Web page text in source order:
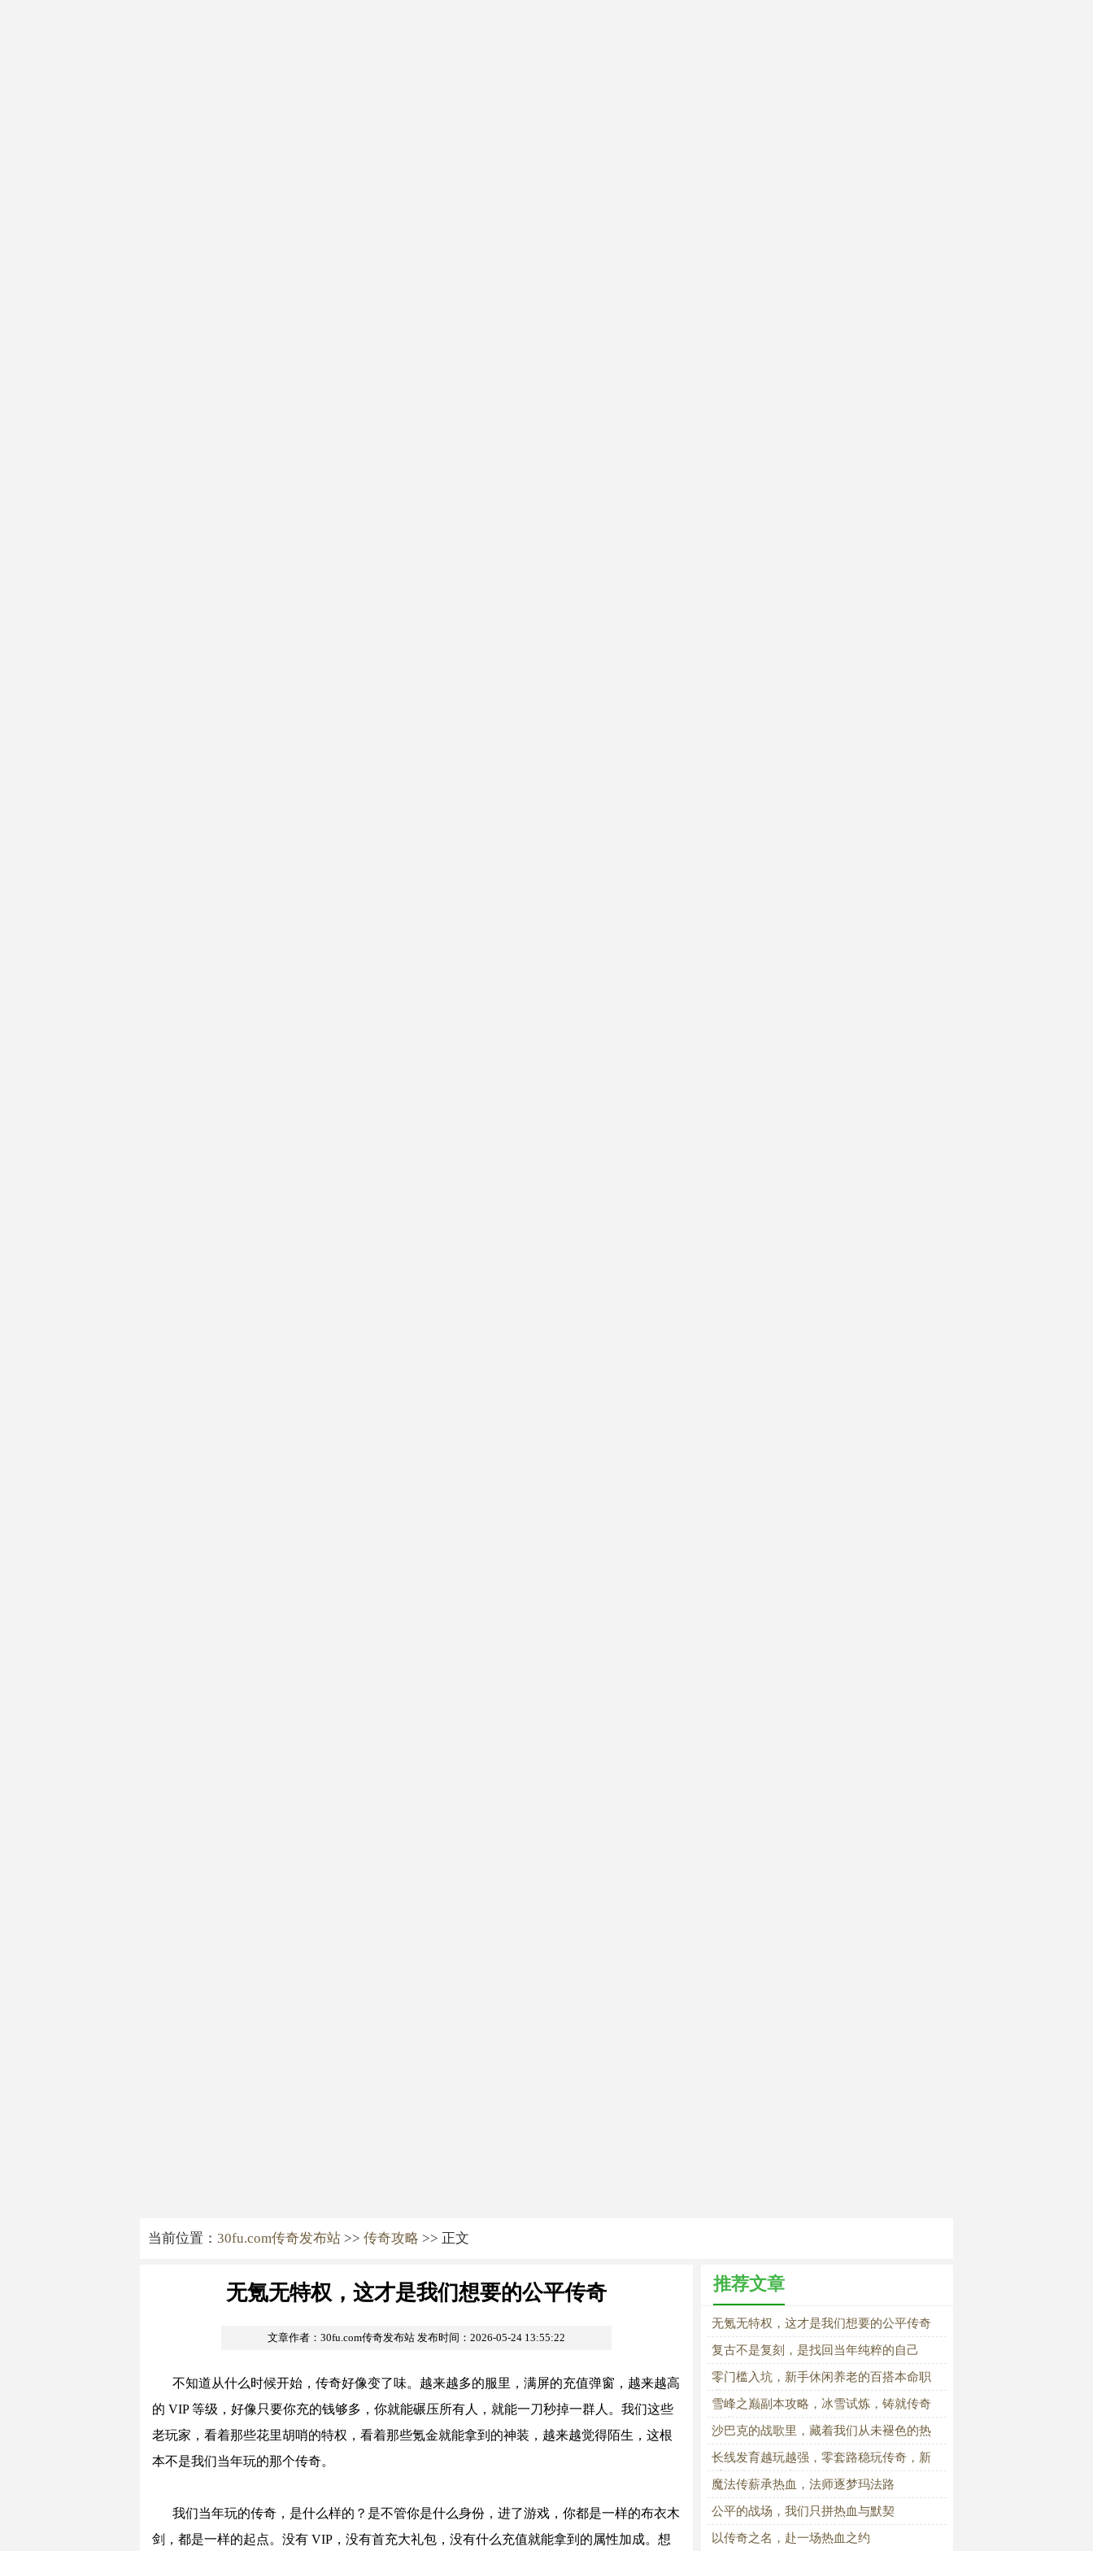
当前位置： 30fu.com传奇发布站 >> 传奇攻略 >> 正文
无氪无特权，这才是我们想要的公平传奇
文章作者：30fu.com传奇发布站 发布时间：2026-05-24 13:55:22
不知道从什么时候开始，传奇好像变了味。越来越多的服里，满屏的充值弹窗，越来越高
的 VIP 等级，好像只要你充的钱够多，你就能碾压所有人，就能一刀秒掉一群人。我们这些
老玩家，看着那些花里胡哨的特权，看着那些氪金就能拿到的神装，越来越觉得陌生，这根
本不是我们当年玩的那个传奇。
我们当年玩的传奇，是什么样的？是不管你是什么身份，进了游戏，你都是一样的布衣木
剑，都是一样的起点。没有 VIP，没有首充大礼包，没有什么充值就能拿到的属性加成。想
推荐文章
无氪无特权，这才是我们想要的公平传奇
复古不是复刻，是找回当年纯粹的自己
零门槛入坑，新手休闲养老的百搭本命职
业
雪峰之巅副本攻略，冰雪试炼，铸就传奇
强者
沙巴克的战歌里，藏着我们从未褪色的热
血
长线发育越玩越强，零套路稳玩传奇，新
手首选全能道士
魔法传薪承热血，法师逐梦玛法路
公平的战场，我们只拼热血与默契
以传奇之名，赴一场热血之约